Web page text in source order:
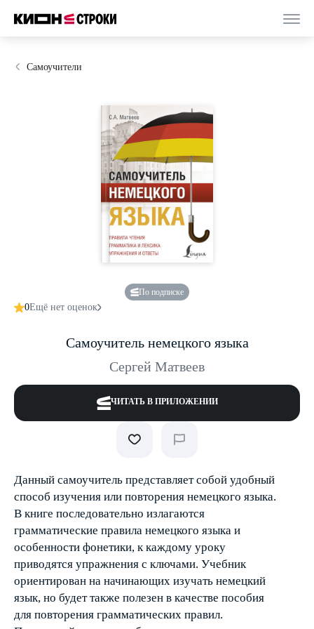
Самоучители
По подписке
0Ещё нет оценок
Самоучитель немецкого языка
Сергей Матвеев
ЧИТАТЬ В ПРИЛОЖЕНИИ
Данный самоучитель представляет собой удобный
способ изучения или повторения немецкого языка.
В книге последовательно излагаются
грамматические правила немецкого языка и
особенности фонетики, к каждому уроку
приводятся упражнения с ключами. Учебник
ориентирован на начинающих изучать немецкий
язык, но будет также полезен в качестве пособия
для повторения грамматических правил.